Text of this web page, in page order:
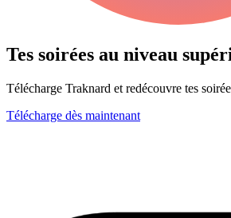
Tes soirées au niveau
Télécharge Traknard et redécouvre tes
Télécharge dès maintenant